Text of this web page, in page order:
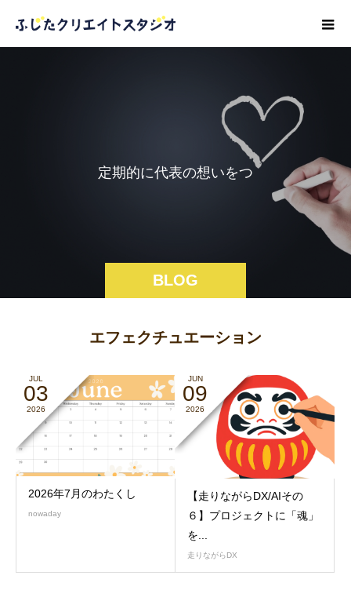
BLOG
期的に代表の想いをつづ っ
エフェクチュエーション
JUL
03
2026
2026年7月のわたくし
nowaday
JUN
09
2026
【走りながらDX/AIその
６】プロジェクトに「魂」
を...
走りながらDX